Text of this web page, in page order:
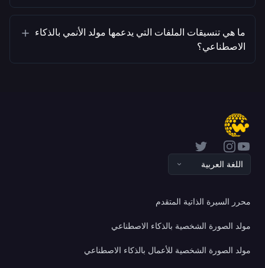
ما هي تنسيقات الملفات التي يدعمها مولد الأنمي بالذكاء
الاصطناعي؟
YouTube
Instagram
Twitter
اللغة العربية
محرر السيرة الذاتية المتقدم
مولد الصورة الشخصية بالذكاء الاصطناعي
مولد الصورة الشخصية للأعمال بالذكاء الاصطناعي